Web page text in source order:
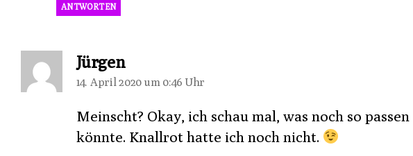
ANTWORTEN
Jürgensagt:
14. April 2020 um 0:46 Uhr
Meinscht? Okay, ich schau mal, was noch so passen
könnte. Knallrot hatte ich noch nicht.